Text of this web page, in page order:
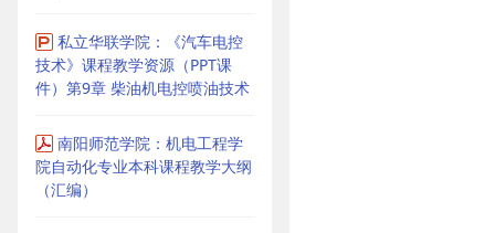
私立华联学院：《汽车电控
技术》课程教学资源（PPT课
件）第9章 柴油机电控喷油技术
南阳师范学院：机电工程学
院自动化专业本科课程教学大纲
（汇编）